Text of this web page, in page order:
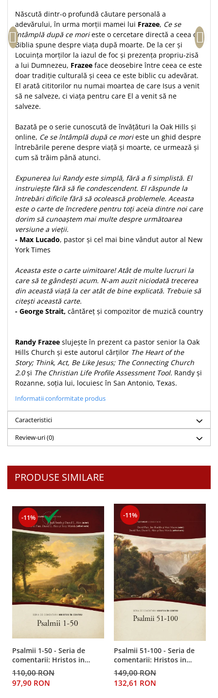
Teologie
A doua venire
Apologetica
Dogmatica
Istoria Bisericii
Misiune
Viata crestina
Contemporaneitate
Diverse
Lupta Spirituala
Schimbarea caracterului
Suferinta
Viata din belsug
Viata de zi cu zi
Despre afaceri
Dezvoltare personala
Leadership
Sanatate / nutritie
Născută dintr-o profundă căutare personală a
adevărului, în urma morţii mamei lui Frazee, Ce se
întâmplă după ce morieste o cercetare directă a ceea ce
Biblia spune despre viața după moarte. De la cer şi
Locuinţa morţilor la iazul de foc şi prezenţa propriu-zisă
a lui Dumnezeu, Frazee face deosebire între ceea ce este
doar tradiţie culturală şi ceea ce este biblic cu adevărat.
El arată cititorilor nu numai moartea de care Isus a venit
să ne salveze, ci viața pentru care El a venit să ne
salveze.
Bazată pe o serie cunoscută de învăţături la Oak Hills și
online, Ce se întâmplă după ce morieste un ghid despre
întrebările perene despre viață și moarte, ce urmează şi
cum să trăim până atunci.
Expunerea lui Randy este simplă, fără a fi simplistă. El
instruiește fără să fie condescendent. El răspunde la
întrebări dificile fără să ocolească problemele. Aceasta
este o carte de încredere pentru toți aceia dintre noi care
dorim să cunoaştem mai multe despre următoarea
versiune a vieții.
- Max Lucado, pastor și cel mai bine vândut autor al New
York Times
Aceasta este o carte uimitoare! Atât de multe lucruri la
care să te gândeşti acum. N-am auzit niciodată trecerea
din această viață la cer atât de bine explicată. Trebuie să
citești această carte.
- George Strait, cântăreț și compozitor de muzică country
Randy Frazee slujește în prezent ca pastor senior la Oak
Hills Church și este autorul cărților The Heart of the
Story; Think, Act, Be Like Jesus; The Connecting Church
2.0și The Christian Life Profile Assessment Tool. Randy și
Rozanne, soția lui, locuiesc în San Antonio, Texas.
Informatii conformitate produs
Caracteristici
Review-uri(0)
PRODUSE SIMILARE
-11%
Psalmii 1-50 - Seria de
comentarii: Hristos in
centru
110,00 RON
97,90 RON
-11%
Psalmii 51-100 - Seria de
comentarii: Hristos in
centru
149,00 RON
132,61 RON